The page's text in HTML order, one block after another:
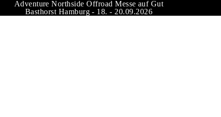
Adventure Northside Offroad Messe auf Gut
Basthorst Hamburg - 18. - 20.09.2026